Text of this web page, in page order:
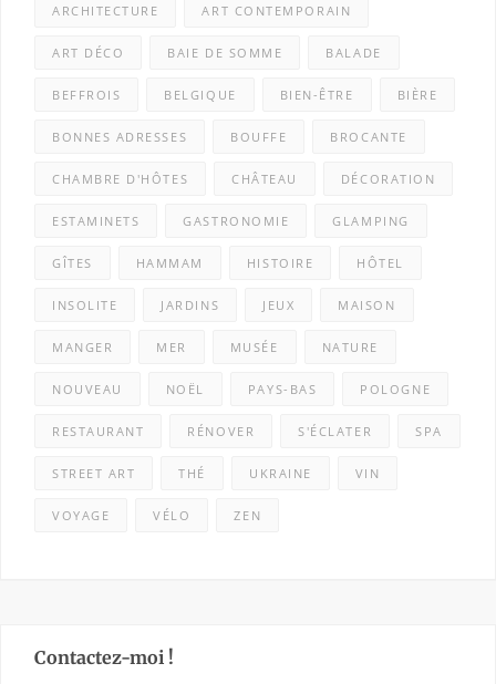
ARCHITECTURE ART CONTEMPORAIN
ART DÉCO BAIE DE SOMME BALADE
BEFFROIS BELGIQUE BIEN-ÊTRE BIÈRE
BONNES ADRESSES BOUFFE BROCANTE
CHAMBRE D'HÔTES CHÂTEAU DÉCORATION
ESTAMINETS GASTRONOMIE GLAMPING
GÎTES HAMMAM HISTOIRE HÔTEL
INSOLITE JARDINS JEUX MAISON
MANGER MER MUSÉE NATURE
NOUVEAU NOËL PAYS-BAS POLOGNE
RESTAURANT RÉNOVER S'ÉCLATER SPA
STREET ART THÉ UKRAINE VIN
VOYAGE VÉLO ZEN
Contactez-moi !